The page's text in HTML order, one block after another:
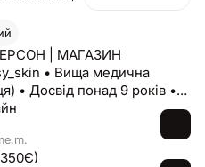
| МАГАЗИН
• Досвід понад 9 років •
of Advanced